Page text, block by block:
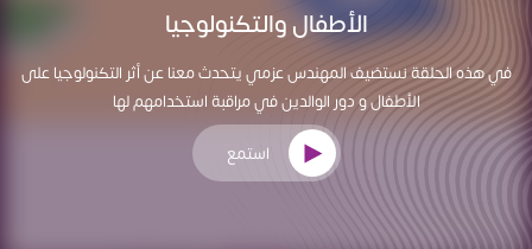
الأطفال والتكنولوجيا
في هذه الحلقة نستضيف المهندس عزمي يتحدث معنا عن أثر التكنولوجيا على
الأطفال و دور الوالدين في مراقبة استخدامهم لها
استمع